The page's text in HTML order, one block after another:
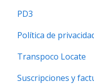
Inicia sesión en
¿Cómo activo la
PD3
Política de
Transpoco Locate
Suscripciones y